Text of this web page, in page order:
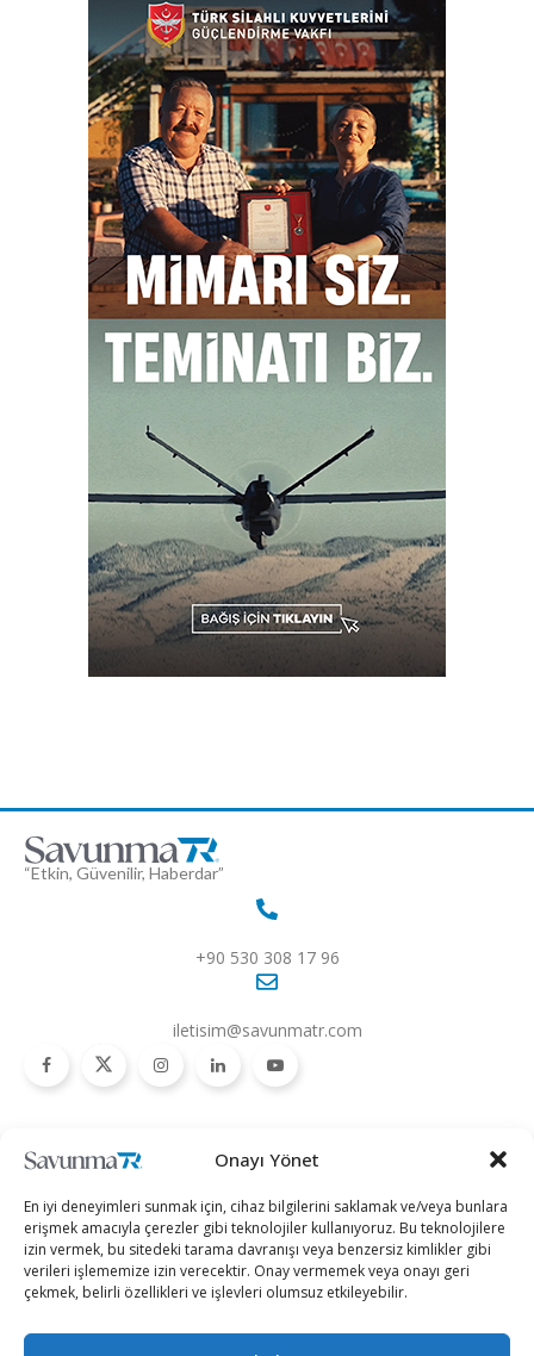
Onayı Yönet
En iyi deneyimleri sunmak için, cihaz bilgilerini saklamak ve/veya bunlara
erişmek amacıyla çerezler gibi teknolojiler kullanıyoruz. Bu teknolojilere
izin vermek, bu sitedeki tarama davranışı veya benzersiz kimlikler gibi
verileri işlememize izin verecektir. Onay vermemek veya onayı geri
çekmek, belirli özellikleri ve işlevleri olumsuz etkileyebilir.
“Etkin, Güvenilir, Haberdar”
+90 530 308 17 96
iletisim@savunmatr.com
Savunma Sanayii
Hava Platformları
Kara Platformları
Deniz Platformları
İnsansız Sistemler
Kategoriler
Siber Güvenlik
Teknoloji
Röportajlar
Politika
SavunmaTR
Hakkımızda
Kariyer
Gizlilik Politikası
Künye